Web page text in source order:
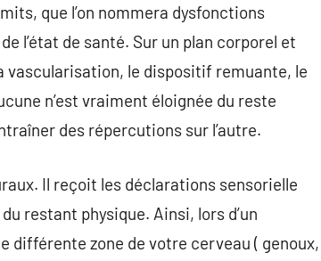
que l’on nommera dysfonctions
l’état de santé. Sur un plan corporel et
vascularisation, le dispositif remuante, le
n’est vraiment éloignée du reste
des répercutions sur l’autre.
Il reçoit les déclarations sensorielle
restant physique. Ainsi, lors d’un
différente zone de votre cerveau ( genoux,